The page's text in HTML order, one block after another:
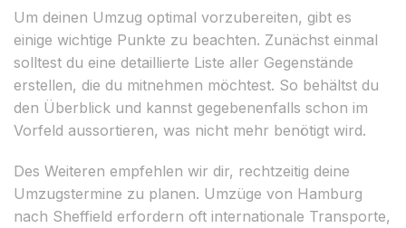
Um deinen Umzug optimal vorzubereiten, gibt es
einige wichtige Punkte zu beachten. Zunächst einmal
solltest du eine detaillierte Liste aller Gegenstände
erstellen, die du mitnehmen möchtest. So behältst du
den Überblick und kannst gegebenenfalls schon im
Vorfeld aussortieren, was nicht mehr benötigt wird.
Des Weiteren empfehlen wir dir, rechtzeitig deine
Umzugstermine zu planen. Umzüge von Hamburg
nach Sheffield erfordern oft internationale Transporte,